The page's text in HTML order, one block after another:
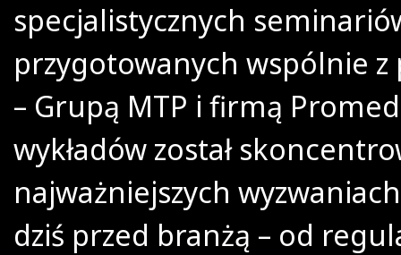
specjalistycznych
przygotowanych wspólnie
– Grupą MTP i firmą
wykładów został
najważniejszych
dziś przed branżą – od